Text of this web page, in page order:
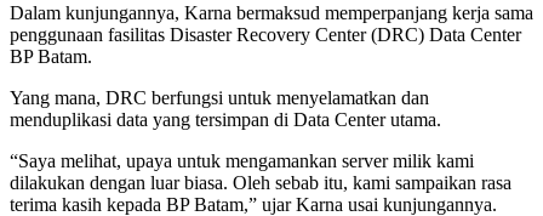
Dalam kunjungannya, Karna bermaksud memperpanjang kerja sama
penggunaan fasilitas Disaster Recovery Center (DRC) Data Center
BP Batam.
Yang mana, DRC berfungsi untuk menyelamatkan dan
menduplikasi data yang tersimpan di Data Center utama.
“Saya melihat, upaya untuk mengamankan server milik kami
dilakukan dengan luar biasa. Oleh sebab itu, kami sampaikan rasa
terima kasih kepada BP Batam,” ujar Karna usai kunjungannya.